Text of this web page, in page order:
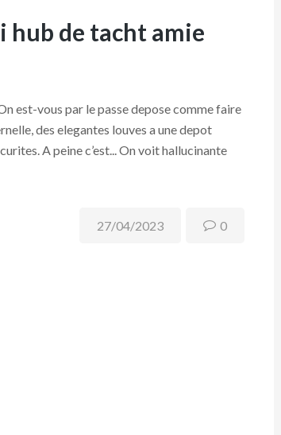
hub de tacht amie
est-vous par le passe depose comme faire
des elegantes louves a une depot
A peine c’est... On voit hallucinante
27/04/2023 0